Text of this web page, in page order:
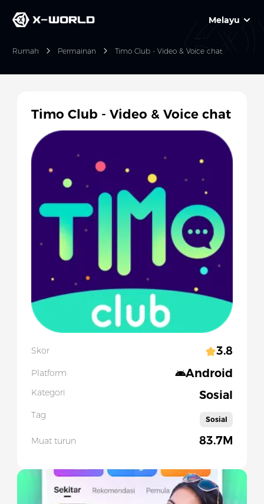
Melayu
Rumah Permainan Timo Club - Video & Voice chat
Slide 1 of 5
Timo Club - Video & Voice chat
Skor 3.8
Platform Android
Kategori Sosial
Tag Sosial
Muat turun 83.7M